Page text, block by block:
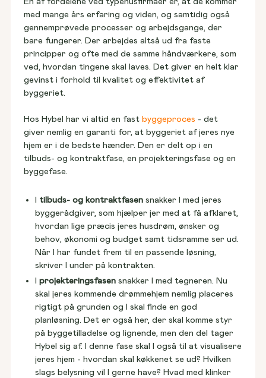
med mange års erfaring og viden, og samtidig også
gennemprøvede processer og arbejdsgange, der
bare fungerer. Der arbejdes altså ud fra faste
principper og ofte med de samme håndværkere, som
ved, hvordan tingene skal laves. Det giver en helt klar
gevinst i forhold til kvalitet og effektivitet af
byggeriet.
Hos Hybel har vi altid en fast byggeproces - det
giver nemlig en garanti for, at byggeriet af jeres nye
hjem er i de bedste hænder. Den er delt op i en
tilbuds- og kontraktfase, en projekteringsfase og en
byggefase.
tilbuds- og kontraktfasensnakker I med jeres
byggerådgiver, som hjælper jer med at få afklaret,
hvordan lige præcis jeres husdrøm, ønsker og
behov, økonomi og budget samt tidsramme ser ud.
Når I har fundet frem til en passende løsning,
skriver I under på kontrakten.
projekteringsfasensnakker I med tegneren. Nu
skal jeres kommende drømmehjem nemlig placeres
rigtigt på grunden og I skal finde en god
planløsning. Det er også her, der skal komme styr
på byggetilladelse og lignende, men den del tager
Hybel sig af. I denne fase skal I også til at visualisere
jeres hjem - hvordan skal køkkenet se ud? Hvilken
slags belysning vil I gerne have? Hvad med klinker